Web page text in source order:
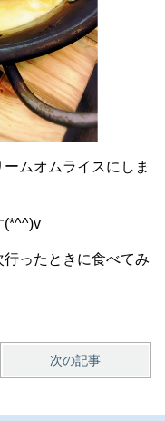
ムオムライスにしま
(*^^)v
ったときに食べてみ
次の記事